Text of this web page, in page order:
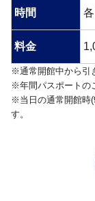
時間
料金
※通常開館中から引
※年間パスポートの
※当日の通常開館時
す。